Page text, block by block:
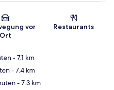
Karte
vor
Ort
Restaurants
- 7.1 km
- 7.4 km
- 7.3 km